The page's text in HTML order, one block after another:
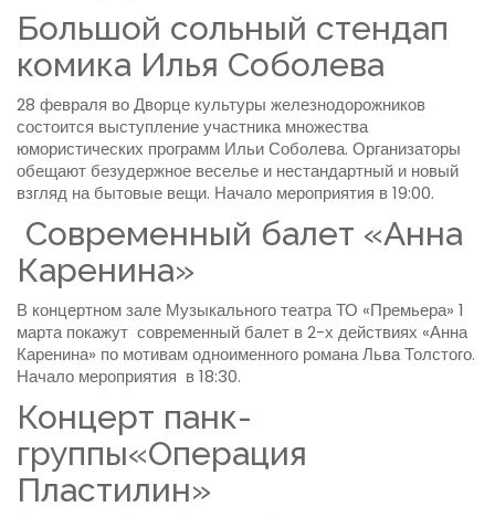
Большой сольный стендап
комика Илья Соболева
28 февраля во Дворце культуры железнодорожников
состоится выступление участника множества
юмористических программ Ильи Соболева. Организаторы
обещают безудержное веселье и нестандартный и новый
взгляд на бытовые вещи. Начало мероприятия в 19:00.
Современный балет «Анна
Каренина»
В концертном зале Музыкального театра ТО «Премьера» 1
марта покажут современный балет в 2-х действиях «Анна
Каренина» по мотивам одноименного романа Льва Толстого.
Начало мероприятия в 18:30.
Концерт панк-
группы«Операция
Пластилин»